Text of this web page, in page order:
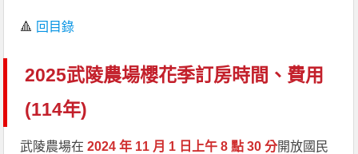
🔺 回目錄
2025武陵農場櫻花季訂房時間、費用
(114年)
武陵農場在2024 年 11 月 1 日上午 8 點 30 分開放國民